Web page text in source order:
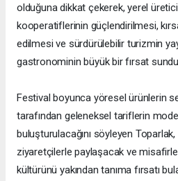
olduğuna dikkat çekerek, yerel
kooperatiflerinin güçlendirilmesi,
edilmesi ve sürdürülebilir turizmin
gastronominin büyük bir fırsat
Festival boyunca yöresel ürünlerin
tarafından geleneksel tariflerin
buluşturulacağını söyleyen
ziyaretçilerle paylaşacak ve
kültürünü yakından tanıma fırsatı